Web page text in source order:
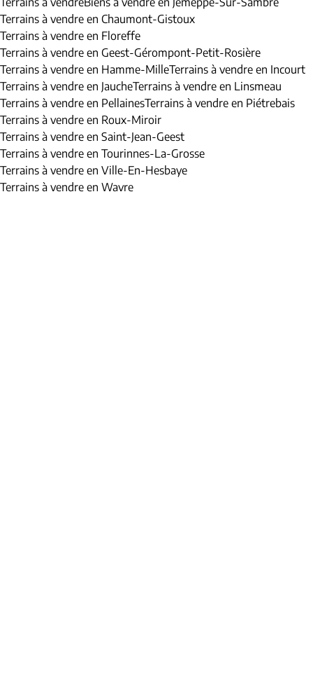
Max. budget
Chercher
Terrains à vendre en Chaumont-Gistoux
Terrains à vendre en Floreffe
Terrains à vendre en Geest-Gérompont-Petit-Rosière
Terrains à vendre en Hamme-MilleTerrains à vendre en Incourt
Terrains à vendre en JaucheTerrains à vendre en Linsmeau
Terrains à vendre en PellainesTerrains à vendre en Piétrebais
Terrains à vendre en Roux-Miroir
Terrains à vendre en Saint-Jean-Geest
Terrains à vendre en Tourinnes-La-Grosse
Terrains à vendre en Ville-En-Hesbaye
Terrains à vendre en Wavre